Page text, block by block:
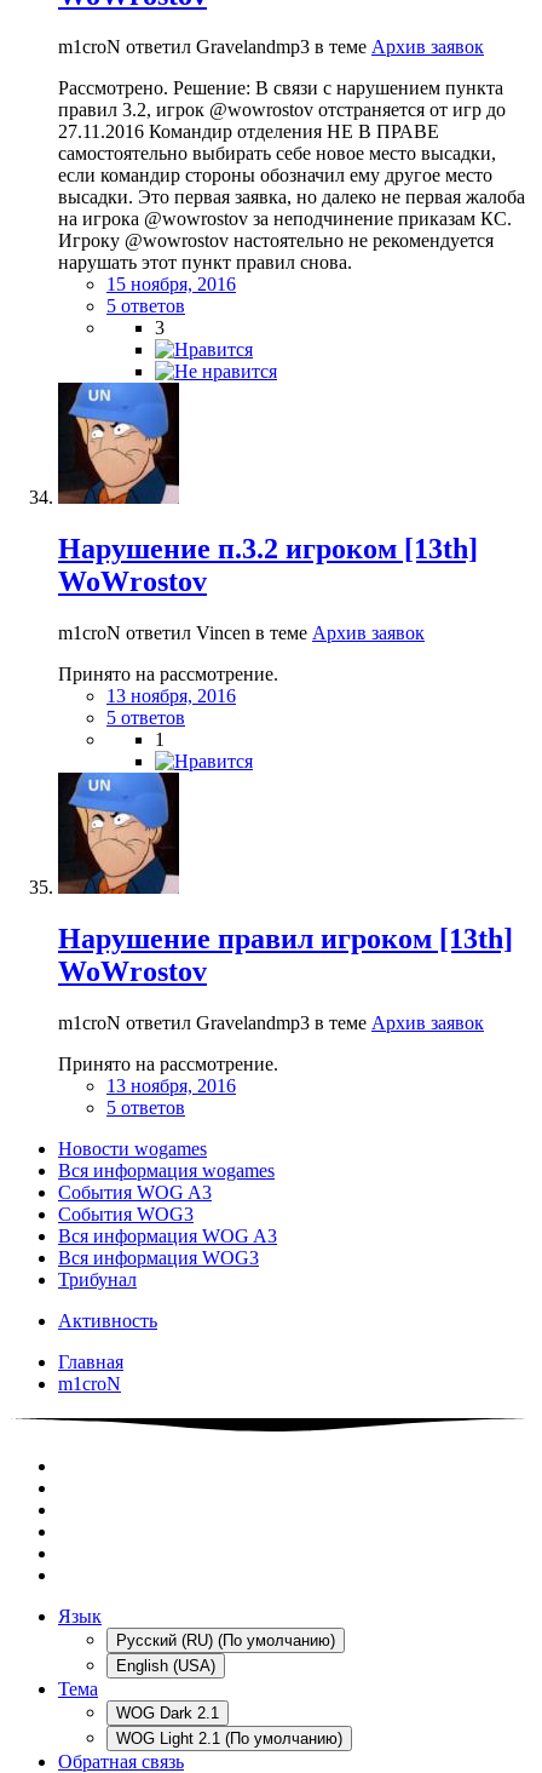
m1croN ответил Gravelandmp3 в теме Архив заявок
Рассмотрено. Решение: В связи с нарушением пункта
правил 3.2, игрок @wowrostov отстраняется от игр до
27.11.2016 Командир отделения НЕ В ПРАВЕ
самостоятельно выбирать себе новое место высадки,
если командир стороны обозначил ему другое место
высадки. Это первая заявка, но далеко не первая жалоба
на игрока @wowrostov за неподчинение приказам КС.
Игроку @wowrostov настоятельно не рекомендуется
нарушать этот пункт правил снова.
15 ноября, 2016
5 ответов
3
Нарушение п.3.2 игроком [13th]
WoWrostov
m1croN ответил Vincen в теме Архив заявок
Принято на рассмотрение.
13 ноября, 2016
5 ответов
1
Нарушение правил игроком [13th]
WoWrostov
m1croN ответил Gravelandmp3 в теме Архив заявок
Принято на рассмотрение.
13 ноября, 2016
5 ответов
Новости wogames
Вся информация wogames
События WOG A3
События WOG3
Вся информация WOG A3
Вся информация WOG3
Трибунал
Активность
Главная
m1croN
Язык
Русский (RU) (По умолчанию)
English (USA)
Тема
WOG Dark 2.1
WOG Light 2.1 (По умолчанию)
Обратная связь